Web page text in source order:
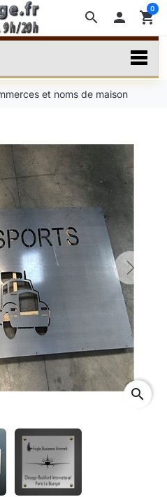
search  shopping_cart
0
et noms de maison
Next
search